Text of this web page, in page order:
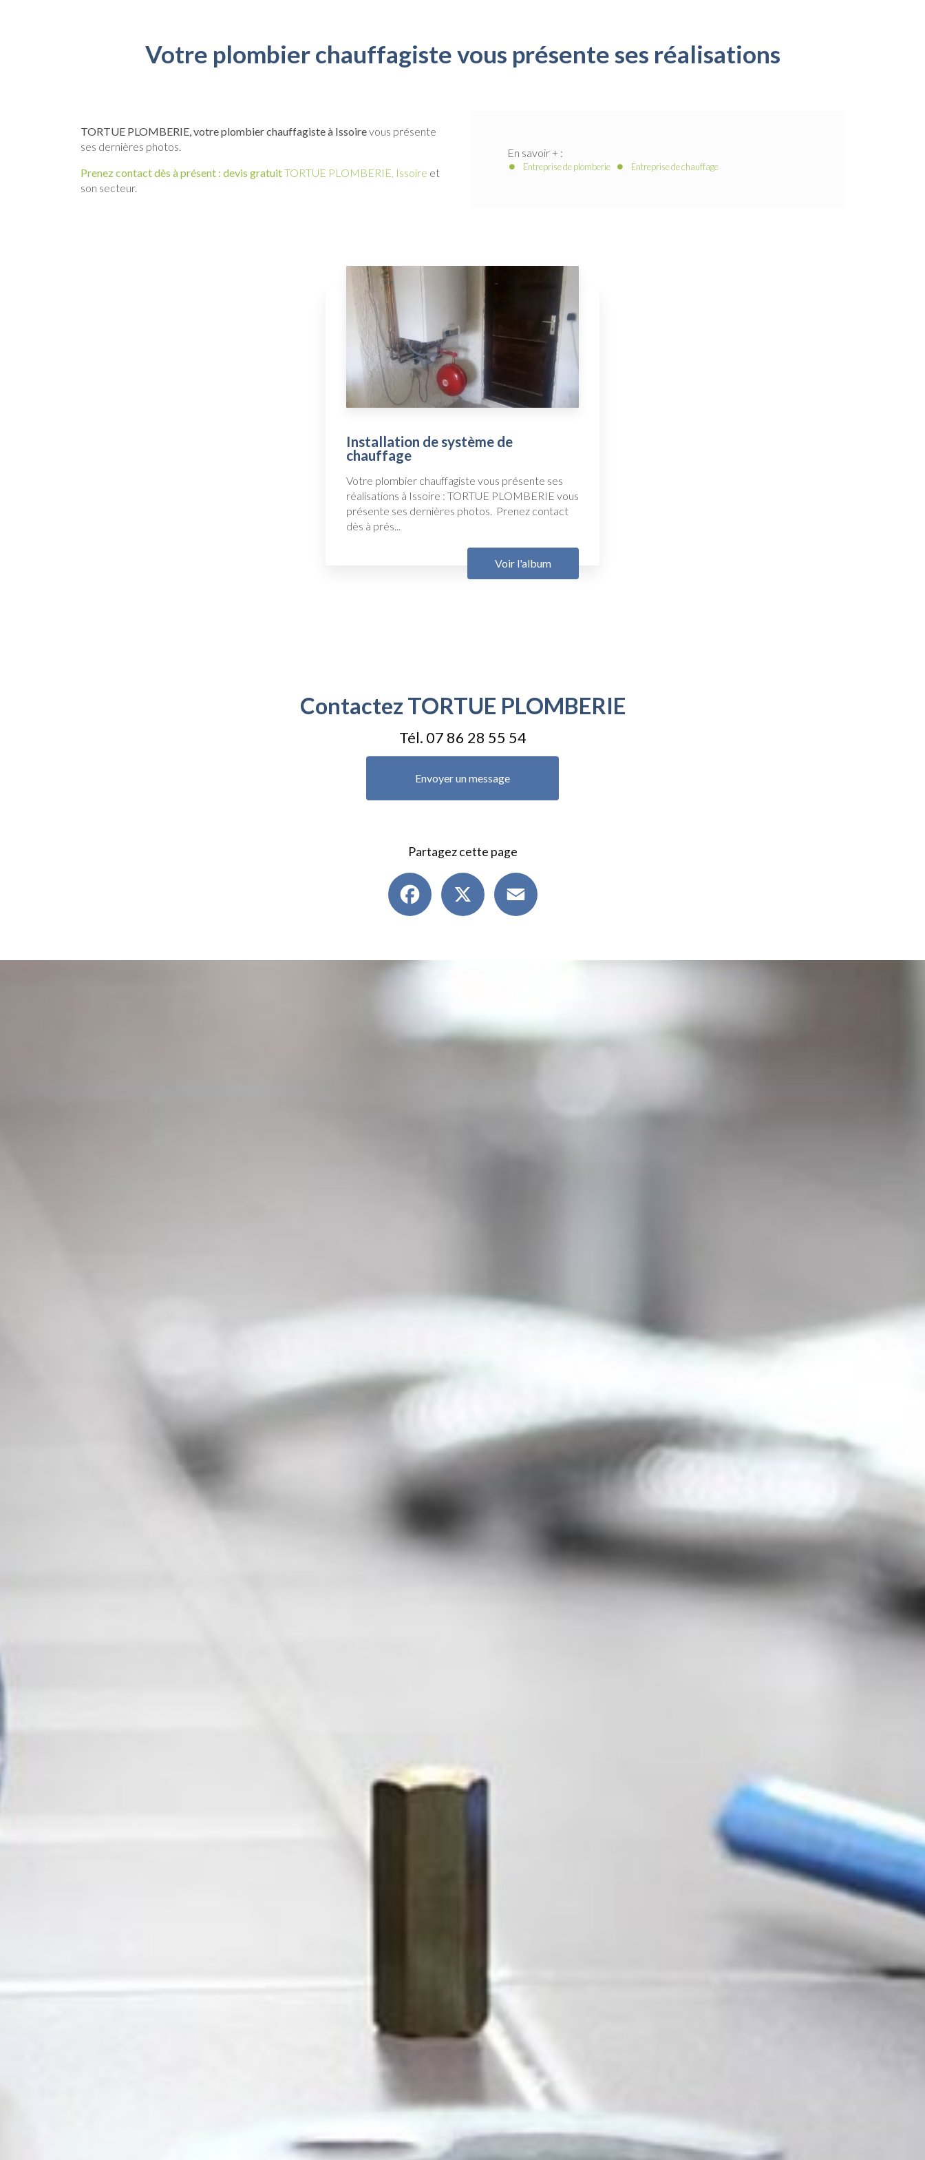
Votre plombier chauffagiste vous présente ses réalisations
TORTUE PLOMBERIE, votre plombier chauffagiste à Issoirevous présente
ses dernières photos.
Prenez contact dès à présent : devis gratuitTORTUE PLOMBERIE, Issoire et
son secteur.
En savoir + :
Entreprise de plomberie Entreprise de chauffage
Installation de système de
chauffage
Votre plombier chauffagiste vous présente ses
réalisations à Issoire : TORTUE PLOMBERIE vous
présente ses dernières photos. Prenez contact
dès à prés...
Voir l'album
Contactez TORTUE PLOMBERIE
Tél. 07 86 28 55 54
Envoyer un message
Partagez cette page
Facebook